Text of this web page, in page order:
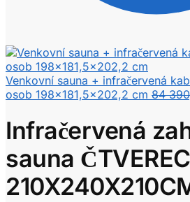
Venkovní sauna + infračervená
osob 198x181,5x202,2 cm 84
Infračervená
sauna ČTVEREC